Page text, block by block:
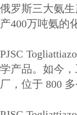
俄罗斯三大氨
产400万吨氨的
PJSC
学产品。如今
厂，位于 800